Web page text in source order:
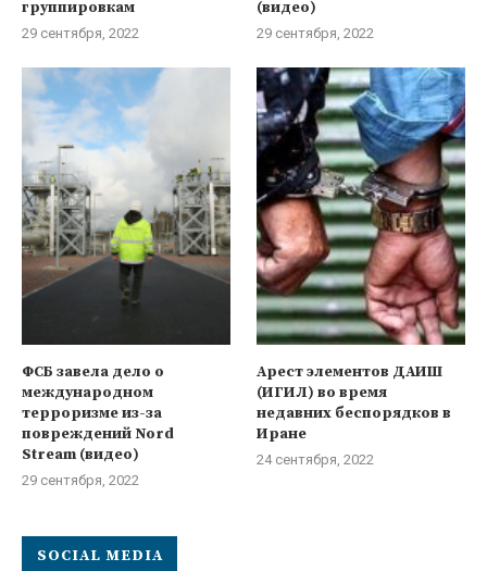
группировкам
29 сентября, 2022
(видео)
29 сентября, 2022
ФСБ завела дело о
международном
терроризме из-за
повреждений Nord
Stream (видео)
29 сентября, 2022
Арест элементов ДАИШ
(ИГИЛ) во время
недавних беспорядков в
Иране
24 сентября, 2022
SOCIAL MEDIA